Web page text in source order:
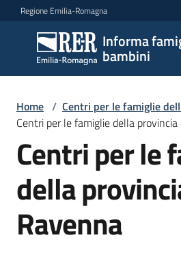
Vai al contenuto
Vai alla navigazione
Vai al footer
Regione Emilia-Romagna
Informa
bambini
Informa
famiglie
e
bambini
Argomenti
Servizi
Home / Centri per le famiglie
Centri per le famiglie della
Centri per le
della
Ravenna